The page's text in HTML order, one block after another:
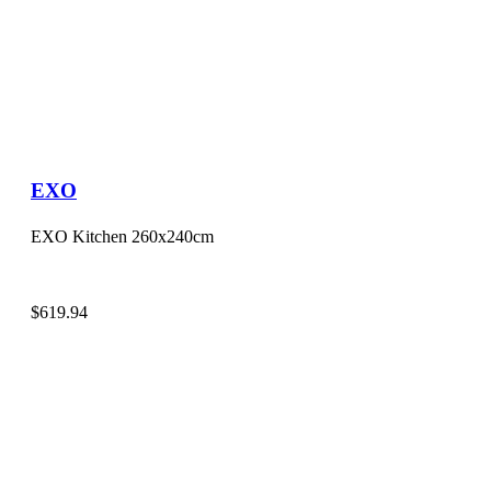
EXO
EXO Kitchen 260x240cm
$619.94